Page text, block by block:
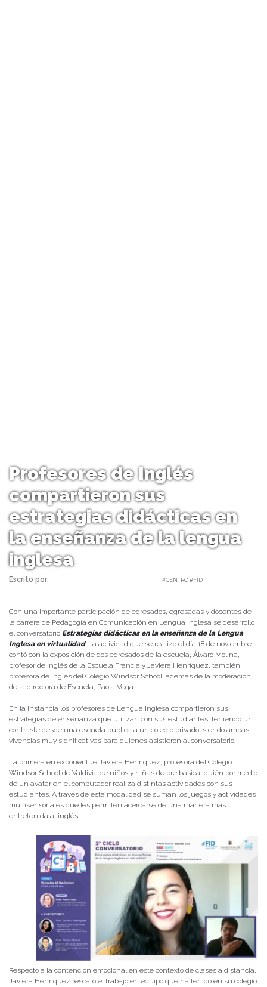
Profesores de Inglés
compartieron sus
estrategias didácticas en
la enseñanza de la lengua
inglesa
Escrito por: #CENTRO #FID
Con una importante participación de egresados, egresadas y docentes de
la carrera de Pedagogía en Comunicación en Lengua Inglesa se desarrolló
el conversatorio Estrategias didácticas en la enseñanza de la Lengua
Inglesa en virtualidad. La actividad que se realizó el día 18 de noviembre
contó con la exposición de dos egresados de la escuela, Álvaro Molina,
profesor de inglés de la Escuela Francia y Javiera Henríquez, también
profesora de Inglés del Colegio Windsor School, además de la moderación
de la directora de Escuela, Paola Vega.
En la instancia los profesores de Lengua Inglesa compartieron sus
estrategias de enseñanza que utilizan con sus estudiantes, teniendo un
contraste desde una escuela pública a un colegio privado, siendo ambas
vivencias muy significativas para quienes asistieron al conversatorio.
La primera en exponer fue Javiera Henríquez, profesora del Colegio
Windsor School de Valdivia de niños y niñas de pre básica, quién por medio
de un avatar en el computador realiza distintas actividades con sus
estudiantes. A través de esta modalidad se suman los juegos y actividades
multisensoriales que les permiten acercarse de una manera más
entretenida al inglés.
Respecto a la contención emocional en este contexto de clases a distancia,
Javiera Henríquez rescató el trabajo en equipo que ha tenido en su colegio